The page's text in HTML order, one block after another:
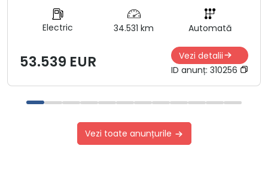
Electric 34.531 km Automată
53.539 EUR
Vezi detalii
ID anunț: 310256
Vezi toate anunțurile